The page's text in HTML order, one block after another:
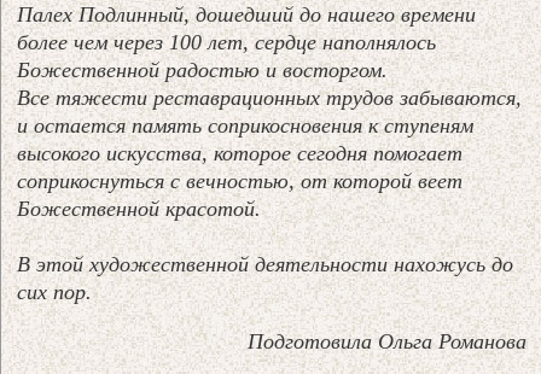
Палех Подлинный, дошедший до нашего времени
более чем через 100 лет, сердце наполнялось
Божественной радостью и восторгом.
Все тяжести реставрационных трудов забываются,
и остается память соприкосновения к ступеням
высокого искусства, которое сегодня помогает
соприкоснуться с вечностью, от которой веет
Божественной красотой.
В этой художественной деятельности нахожусь до
сих пор.
Подготовила Ольга Романова